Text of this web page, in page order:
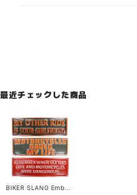
最近チェックした商品
BIKER SLANG Embo